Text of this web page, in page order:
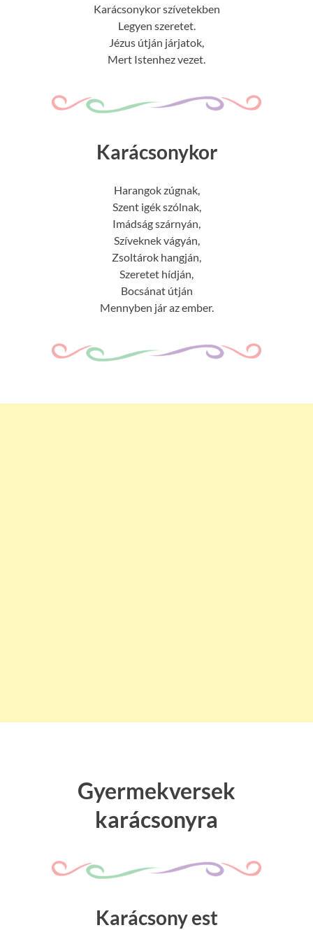
Karácsonykor szívetekben
Legyen szeretet.
Jézus útján járjatok,
Mert Istenhez vezet.
Karácsonykor
Harangok zúgnak,
Szent igék szólnak,
Imádság szárnyán,
Szíveknek vágyán,
Zsoltárok hangján,
Szeretet hídján,
Bocsánat útján
Mennyben jár az ember.
Gyermekversek
karácsonyra
Karácsony est